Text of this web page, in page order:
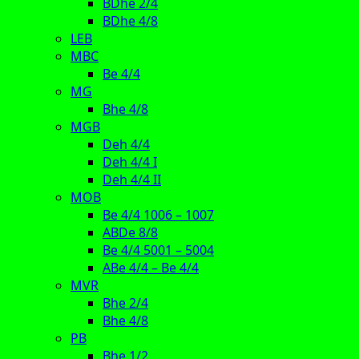
BDhe 4/8
LEB
MBC
Be 4/4
MG
Bhe 4/8
MGB
Deh 4/4
Deh 4/4 I
Deh 4/4 II
MOB
Be 4/4 1006 – 1007
ABDe 8/8
Be 4/4 5001 – 5004
ABe 4/4 – Be 4/4
MVR
Bhe 2/4
Bhe 4/8
PB